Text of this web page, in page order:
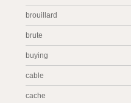
brouillard
brute
buying
cable
cache